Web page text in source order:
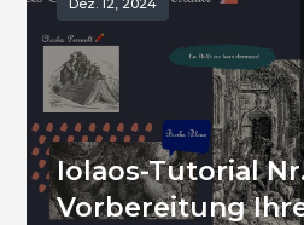
Dez. 12, 2024
Iolaos-Tutorial
Vorbereitung